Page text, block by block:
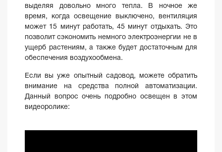
выделяя довольно много тепла. В ночное же
время, когда освещение выключено, вентиляция
может 15 минут работать, 45 минут отдыхать. Это
позволит сэкономить немного электроэнергии не в
ущерб растениям, а также будет достаточным для
обеспечения воздухообмена.
Если вы уже опытный садовод, можете обратить
внимание на средства полной автоматизации.
Данный вопрос очень подробно освещен в этом
видеоролике: